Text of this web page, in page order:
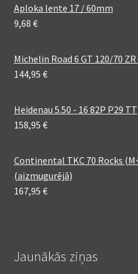
Aploka lente 17 / 60mm
9,68 €
Michelin Road 6 GT 120/70
144,95 €
Heidenau 5.50 - 16 82P P29 TT
158,95 €
Continental TKC 70 Rocks
(aizmugurējā)
167,95 €
Jaunākās ziņas